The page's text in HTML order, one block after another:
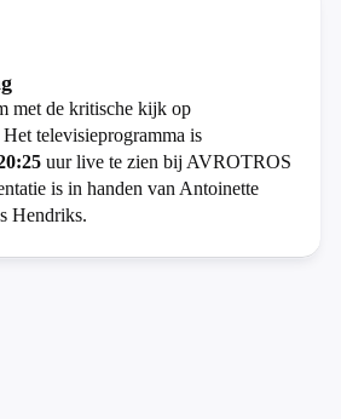
met de kritische kijk op
televisieprogramma is
uur live te zien bij AVROTROS
is in handen van Antoinette
Hendriks.